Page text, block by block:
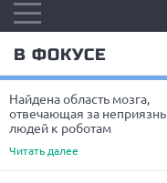
В ФОКУСЕ
Найдена область мозга,
отвечающая за неприязнь
людей к роботам
Читать далее